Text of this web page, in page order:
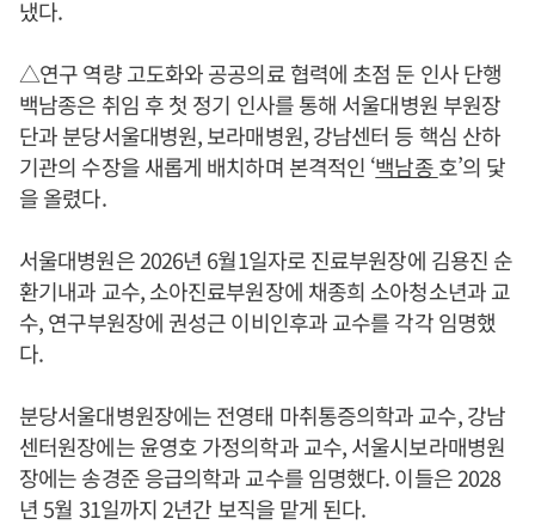
냈다.
△연구 역량 고도화와 공공의료 협력에 초점 둔 인사 단행
백남종은 취임 후 첫 정기 인사를 통해 서울대병원 부원장
단과 분당서울대병원, 보라매병원, 강남센터 등 핵심 산하
기관의 수장을 새롭게 배치하며 본격적인 ‘백남종호’의 닻
을 올렸다.
서울대병원은 2026년 6월1일자로 진료부원장에 김용진 순
환기내과 교수, 소아진료부원장에 채종희 소아청소년과 교
수, 연구부원장에 권성근 이비인후과 교수를 각각 임명했
다.
분당서울대병원장에는 전영태 마취통증의학과 교수, 강남
센터원장에는 윤영호 가정의학과 교수, 서울시보라매병원
장에는 송경준 응급의학과 교수를 임명했다. 이들은 2028
년 5월 31일까지 2년간 보직을 맡게 된다.